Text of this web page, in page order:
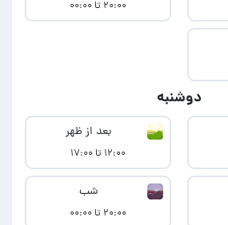
۲۰:۰۰ تا ۰۰:۰۰
دوشنبه
بعد از ظهر
۱۲:۰۰ تا ۱۷:۰۰
شب
۲۰:۰۰ تا ۰۰:۰۰